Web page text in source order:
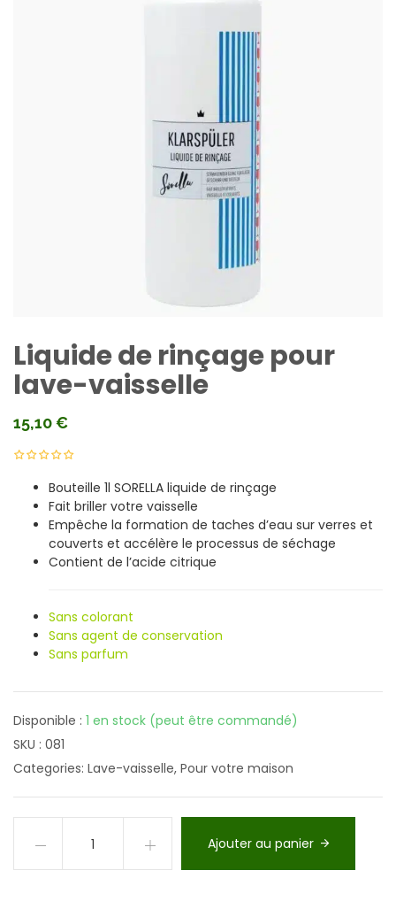
Liquide de rinçage pour
lave-vaisselle
15,10€
Bouteille 1l SORELLA liquide de rinçage
Fait briller votre vaisselle
Empêche la formation de taches d’eau sur verres et
couverts et accélère le processus de séchage
Contient de l’acide citrique
Sans colorant
Sans agent de conservation
Sans parfum
Disponible : 1 en stock (peut être commandé)
SKU : 081
Categories: Lave-vaisselle, Pour votre maison
Ajouter au panier